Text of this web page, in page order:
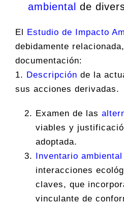
ambiental de
El Estudio de Impacto
debidamente
documentación:
1. Descripción de la
sus acciones derivadas.
Examen de las
viables y
adoptada.
Inventario ambiental
interacciones
claves, que
vinculante de